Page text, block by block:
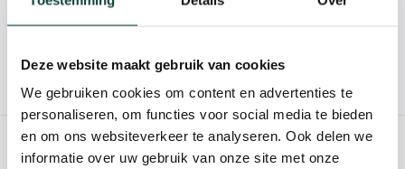
Deze website maakt gebruik van cookies
We gebruiken cookies om content en advertenties te
personaliseren, om functies voor social media te bieden
en om ons websiteverkeer te analyseren. Ook delen we
informatie over uw gebruik van onze site met onze
Hovenier of klusbedrijf? Neem contact met ons op voor
10% korting!
GERELATEERDE PRODUCTEN